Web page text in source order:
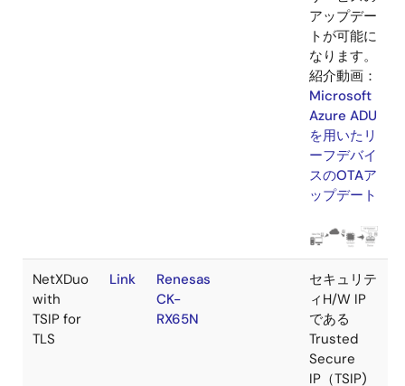
セカンダリ
デバイスの
OTAファー
ムウェアア
ップデート
(2nd OTA)
サンプルコ
ードです。
Azureとの
通信を行う
ゲートウェ
イデバイス
（RX65N）
を用いて、
セカンダリ
デバイス用
RXマイコ
ンに対し